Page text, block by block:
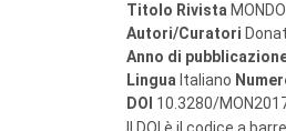
Titolo Rivista
Autori/Curatori
Anno di
Lingua Italiano
DOI 10.3280/